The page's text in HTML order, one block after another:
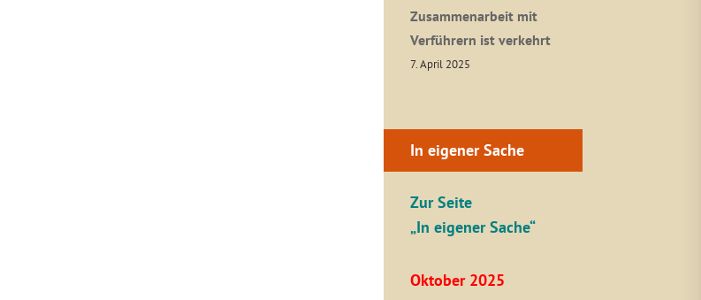
Zusammenarbeit mit
Verführern ist verkehrt
7. April 2025
In eigener Sache
Zur Seite
„In eigener Sache“
Oktober 2025